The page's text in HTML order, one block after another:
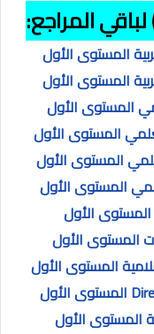
المستوى الأول
المستوى الأول
المستوى الأول
المستوى الأول
المستوى الأول
المستوى الأول
المستوى الأول
المستوى الأول
المستوى الأول
المستوى الأول
المستوى الأول